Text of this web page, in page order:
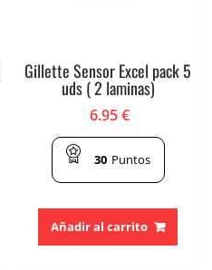
Gillette Sensor Excel pack 5
uds ( 2 laminas)
6.95€
30 Puntos
Añadir al carrito